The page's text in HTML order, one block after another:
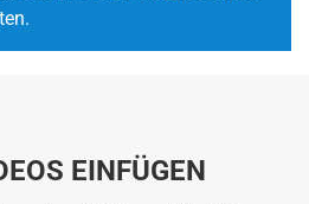
EINFÜGEN